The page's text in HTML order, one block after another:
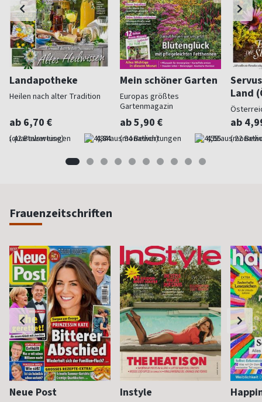
Landapotheke
Heilen nach alter Tradition
ab 6,70 €
(quartalsweise) 4,84
Mein schöner Garten
Europas größtes
Gartenmagazin
ab 5,90 €
(monatlich) 4,55
Land
ab
Frauenzeitschriften
Neue Post Instyle